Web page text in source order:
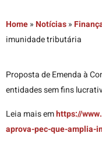
Home»Notícias»
imunidade tributária
Proposta de Emenda à
entidades sem fins
Leia mais emhttps://
aprova-pec-que-amplia-